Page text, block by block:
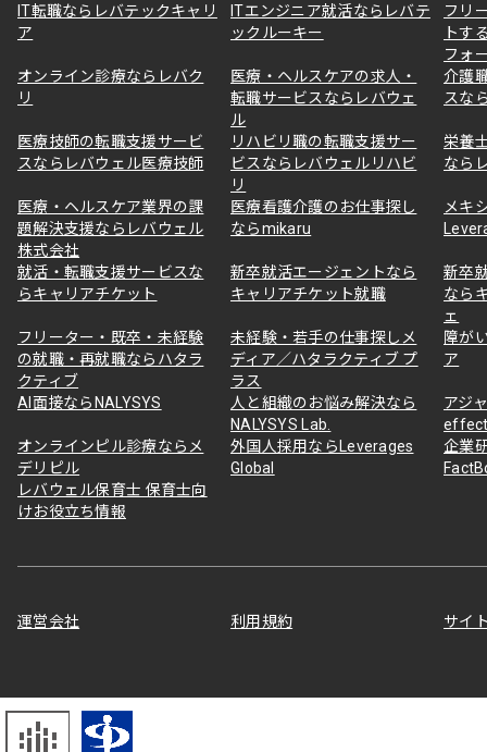
IT転職ならレバテックキャリ
ア
ITエンジニア就活ならレバテ
ックルーキー
フリ
トす
フォ
オンライン診療ならレバク
リ
医療・ヘルスケアの求人・
転職サービスならレバウェ
ル
介護
スな
医療技師の転職支援サービ
スならレバウェル医療技師
リハビリ職の転職支援サー
ビスならレバウェルリハビ
リ
栄養
なら
医療・ヘルスケア業界の課
題解決支援ならレバウェル
株式会社
医療看護介護のお仕事探し
ならmikaru
メキ
就活・転職支援サービスな
らキャリアチケット
新卒就活エージェントなら
キャリアチケット就職
新卒
なら
ェ
フリーター・既卒・未経験
の就職・再就職ならハタラ
クティブ
未経験・若手の仕事探しメ
ディア／ハタラクティブ プ
ラス
障が
ア
AI面接ならNALYSYS
人と組織のお悩み解決なら
NALYSYS Lab.
アジ
オンラインピル診療ならメ
デリピル
外国人採用ならLeverages
Global
企業
レバウェル保育士 保育士向
けお役立ち情報
運営会社 利用規約 サイ